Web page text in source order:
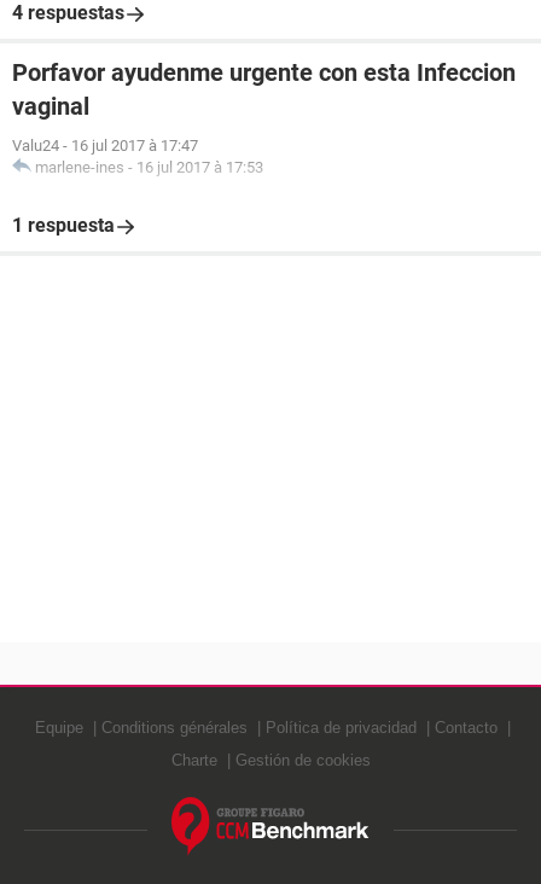
4 respuestas
Porfavor ayudenme urgente con esta Infeccion
vaginal
Valu24 - 16 jul 2017 à 17:47
marlene-ines - 16 jul 2017 à 17:53
1 respuesta
Equipe Conditions générales Política de privacidad
Contacto
Charte
Gestión de cookies